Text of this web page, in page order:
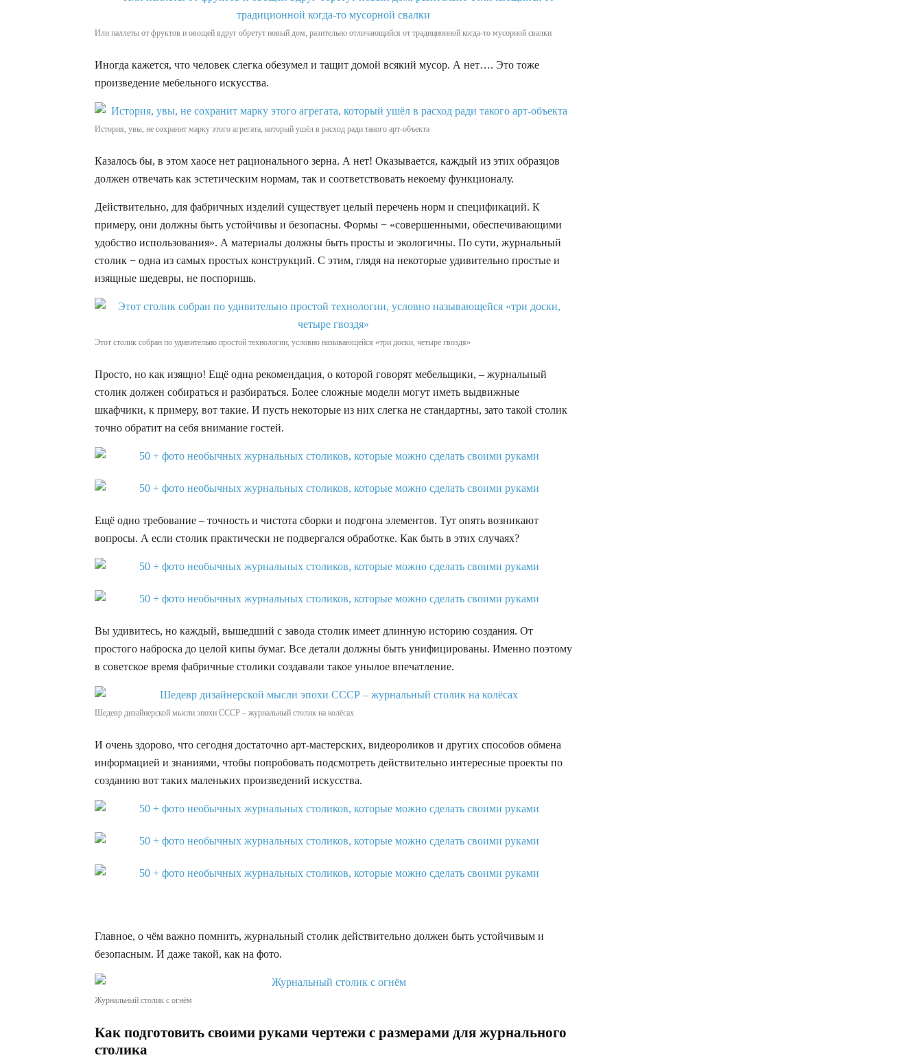
Или паллеты от фруктов и овощей вдруг обретут новый дом, разительно отличающийся от традиционной когда-то мусорной свалки
Иногда кажется, что человек слегка обезумел и тащит домой всякий мусор. А нет…. Это тоже
произведение мебельного искусства.
История, увы, не сохранит марку этого агрегата, который ушёл в расход ради такого арт-объекта
Казалось бы, в этом хаосе нет рационального зерна. А нет! Оказывается, каждый из этих образцов
должен отвечать как эстетическим нормам, так и соответствовать некоему функционалу.
Действительно, для фабричных изделий существует целый перечень норм и спецификаций. К
примеру, они должны быть устойчивы и безопасны. Формы − «совершенными, обеспечивающими
удобство использования». А материалы должны быть просты и экологичны. По сути, журнальный
столик − одна из самых простых конструкций. С этим, глядя на некоторые удивительно простые и
изящные шедевры, не поспоришь.
Этот столик собран по удивительно простой технологии, условно называющейся «три доски, четыре гвоздя»
Просто, но как изящно! Ещё одна рекомендация, о которой говорят мебельщики, – журнальный
столик должен собираться и разбираться. Более сложные модели могут иметь выдвижные
шкафчики, к примеру, вот такие. И пусть некоторые из них слегка не стандартны, зато такой столик
точно обратит на себя внимание гостей.
Ещё одно требование – точность и чистота сборки и подгона элементов. Тут опять возникают
вопросы. А если столик практически не подвергался обработке. Как быть в этих случаях?
Вы удивитесь, но каждый, вышедший с завода столик имеет длинную историю создания. От
простого наброска до целой кипы бумаг. Все детали должны быть унифицированы. Именно поэтому
в советское время фабричные столики создавали такое унылое впечатление.
Шедевр дизайнерской мысли эпохи СССР – журнальный столик на колёсах
И очень здорово, что сегодня достаточно арт-мастерских, видеороликов и других способов обмена
информацией и знаниями, чтобы попробовать подсмотреть действительно интересные проекты по
созданию вот таких маленьких произведений искусства.
Главное, о чём важно помнить, журнальный столик действительно должен быть устойчивым и
безопасным. И даже такой, как на фото.
Журнальный столик с огнём
Как подготовить своими руками чертежи с размерами для журнального
столика